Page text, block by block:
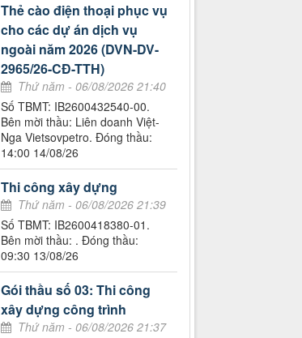
Thẻ cào điện thoại phục vụ
cho các dự án dịch vụ
ngoài năm 2026 (DVN-DV-
2965/26-CĐ-TTH)
Thứ năm - 06/08/2026 21:40
Số TBMT: IB2600432540-00.
Bên mời thầu: Liên doanh Việt-
Nga Vietsovpetro. Đóng thầu:
14:00 14/08/26
Thi công xây dựng
Thứ năm - 06/08/2026 21:39
Số TBMT: IB2600418380-01.
Bên mời thầu: . Đóng thầu:
09:30 13/08/26
Gói thầu số 03: Thi công
xây dựng công trình
Thứ năm - 06/08/2026 21:37